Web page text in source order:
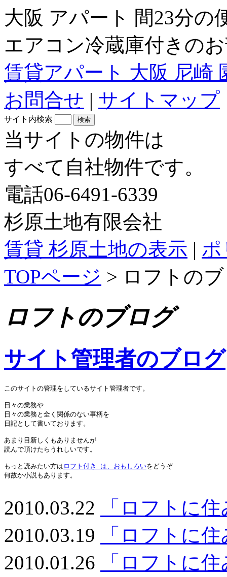
大阪 アパート 間23分の
エアコン冷蔵庫付きの
賃貸アパート 大阪 尼崎
お問合せ | サイトマップ
サイト内検索
当サイトの物件は
すべて自社物件です。
電話06-6491-6339
杉原土地有限会社
賃貸 杉原土地の表示 | ポ
TOPページ > ロフトの
ロフトのブログ
サイト管理者のブログ
このサイトの管理をしているサイト管理者です。
日々の業務や
日々の業務と全く関係のない事柄を
日記として書いております。
あまり目新しくもありませんが
読んで頂けたらうれしいです。
もっと読みたい方は ロフト付き は、おもしろいをどうぞ
何故か小説もあります。
2010.03.22
「ロフトに
2010.03.19
「ロフトに
2010.01.26
「ロフトに